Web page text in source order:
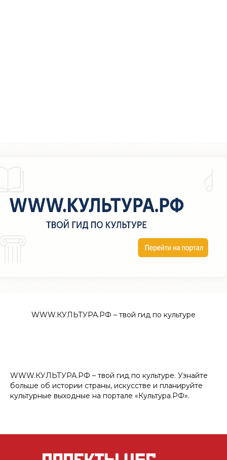
WWW.КУЛЬТУРА.РФ – твой гид по культуре
WWW.КУЛЬТУРА.РФ – твой гид по культуре. Узнайте
больше об истории страны, искусстве и планируйте
культурные выходные на портале «Культура.РФ».